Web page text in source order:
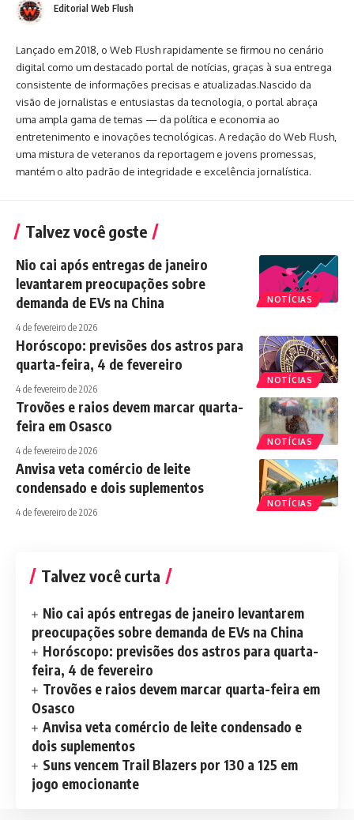
Editorial Web Flush
Lançado em 2018, o Web Flush rapidamente se firmou no cenário
digital como um destacado portal de notícias, graças à sua entrega
consistente de informações precisas e atualizadas.Nascido da
visão de jornalistas e entusiastas da tecnologia, o portal abraça
uma ampla gama de temas — da política e economia ao
entretenimento e inovações tecnológicas. A redação do Web Flush,
uma mistura de veteranos da reportagem e jovens promessas,
mantém o alto padrão de integridade e excelência jornalística.
Talvez você goste
NOTÍCIAS
Nio cai após entregas de janeiro
levantarem preocupações sobre
demanda de EVs na China
4 de fevereiro de 2026
NOTÍCIAS
Horóscopo: previsões dos astros para
quarta-feira, 4 de fevereiro
4 de fevereiro de 2026
NOTÍCIAS
Trovões e raios devem marcar quarta-
feira em Osasco
4 de fevereiro de 2026
NOTÍCIAS
Anvisa veta comércio de leite
condensado e dois suplementos
4 de fevereiro de 2026
Talvez você curta
Nio cai após entregas de janeiro levantarem
preocupações sobre demanda de EVs na China
Horóscopo: previsões dos astros para quarta-
feira, 4 de fevereiro
Trovões e raios devem marcar quarta-feira em
Osasco
Anvisa veta comércio de leite condensado e
dois suplementos
Suns vencem Trail Blazers por 130 a 125 em
jogo emocionante